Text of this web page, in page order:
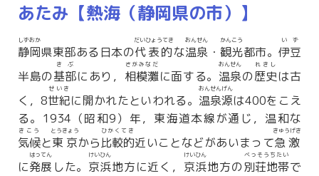
あたみ【熱海（静岡県の市）】
静岡
しずおか
県東部ある日本の代表的
だいひょうてき
な温泉
おんせん
・ 観光
かんこう
都市。 伊豆
いず
半島の基部
きぶ
にあり， 相模灘
さがみなだ
に面する。 温泉
おんせん
の歴史
れきし
は古
く，8世紀
せいき
に開かれたといわれる。 温泉源
おんせんげん
は400をこえ
る。1934（昭和9）年，東海道本線が通じ，温和な
気候
きこう
と東京
とうきょう
から比較的
ひかくてき
近いことなどがあいまって急激
きゅうげき
に発展
はってん
した。 京浜
けいひん
地方に近く， 京浜
けいひん
地方の別荘地帯
べっそうちたい
で